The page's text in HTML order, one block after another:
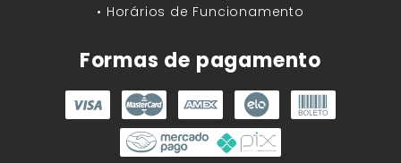
• Horários de Funcionamento
Formas de pagamento